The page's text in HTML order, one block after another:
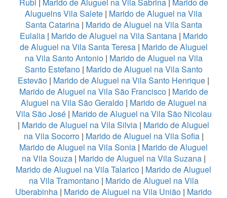
Aluguelns Vila Salete | Marido de Aluguel na Vila
Santa Catarina| Marido de Aluguel na Vila Santa
Eulalia| Marido de Aluguel na Vila Santana| Marido
de Aluguel na Vila Santa Teresa| Marido de Aluguel
na Vila Santo Antonio| Marido de Aluguel na Vila
Santo Estefano| Marido de Aluguel na Vila Santo
Estevão | Marido de Aluguel na Vila Santo Henrique |
Marido de Aluguel na Vila São Francisco| Marido de
Aluguel na Vila São Geraldo| Marido de Aluguel na
Vila São José| Marido de Aluguel na Vila São Nicolau
| Marido de Aluguel na Vila Silvia | Marido de Aluguel
na Vila Socorro| Marido de Aluguel na Vila Sofia|
Marido de Aluguel na Vila Sonia | Marido de Aluguel
na Vila Souza| Marido de Aluguel na Vila Suzana|
Marido de Aluguel na Vila Talarico | Marido de Aluguel
na Vila Tramontano| Marido de Aluguel na Vila
Uberabinha | Marido de Aluguel na Vila União | Marido